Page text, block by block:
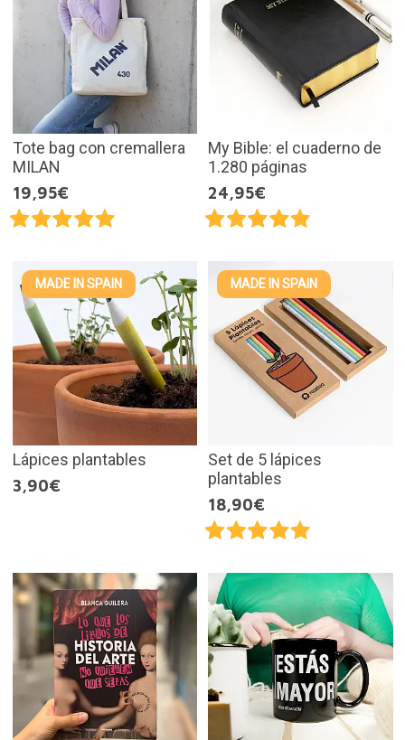
Tote bag con cremallera
MILAN
19,95€
My Bible: el cuaderno de
1.280 páginas
24,95€
MADE IN SPAIN
Lápices plantables
3,90€
MADE IN SPAIN
Set de 5 lápices
plantables
18,90€